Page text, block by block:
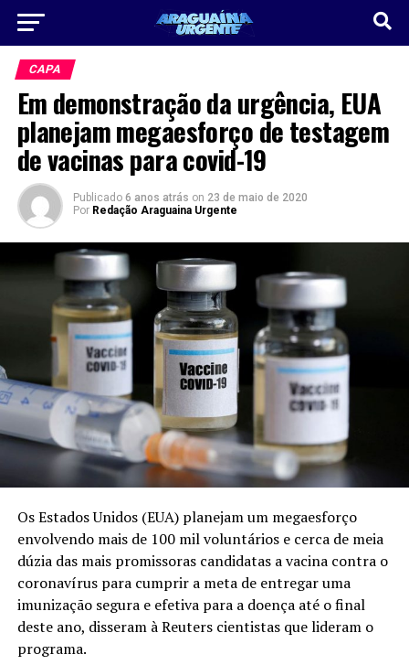
CAPA
Em demonstração da urgência, EUA
planejam megaesforço de testagem
de vacinas para covid-19
Publicado 6 anos atrás on 23 de maio de 2020
Por Redação Araguaina Urgente
Os Estados Unidos (EUA) planejam um megaesforço
envolvendo mais de 100 mil voluntários e cerca de meia
dúzia das mais promissoras candidatas a vacina contra o
coronavírus para cumprir a meta de entregar uma
imunização segura e efetiva para a doença até o final
deste ano, disseram à Reuters cientistas que lideram o
programa.